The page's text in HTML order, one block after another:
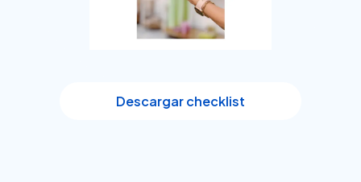
Descargar checklist